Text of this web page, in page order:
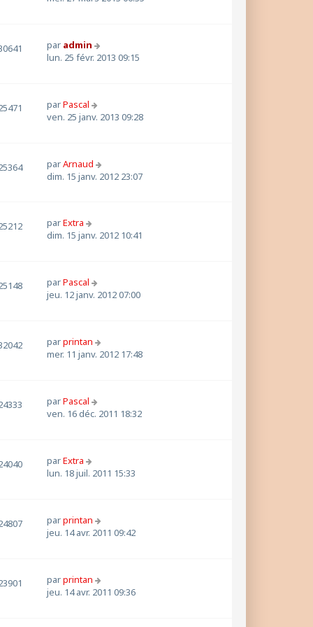
par admin
lun. 25 févr. 2013 09:15
parPascal
ven. 25 janv. 2013 09:28
parArnaud
dim. 15 janv. 2012 23:07
parExtra
dim. 15 janv. 2012 10:41
parPascal
jeu. 12 janv. 2012 07:00
parprintan
mer. 11 janv. 2012 17:48
parPascal
ven. 16 déc. 2011 18:32
parExtra
lun. 18 juil. 2011 15:33
parprintan
jeu. 14 avr. 2011 09:42
parprintan
jeu. 14 avr. 2011 09:36